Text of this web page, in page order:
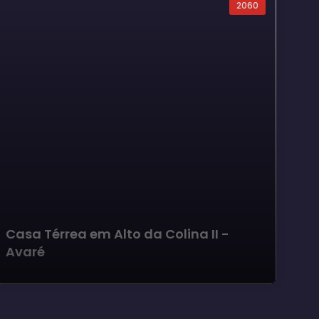
2060
Casa Térrea em Alto da Colina II -
Avaré